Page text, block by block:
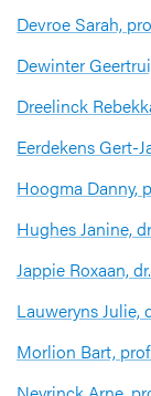
Devroe Sarah,
Dewinter
Dreelinck
Eerdekens Gert-
Hoogma Danny,
Hughes Janine,
Jappie Roxaan, dr.
Lauweryns Julie,
Morlion Bart,